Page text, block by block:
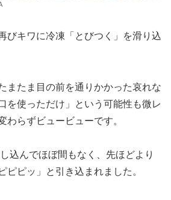
びキワに冷凍「とびつく」を滑り込
またま目の前を通りかかった哀れな
を使っただけ」という可能性も微レ
わらずビュービューです。
込んでほぼ間もなく、先ほどより
ピピッ」と引き込まれました。